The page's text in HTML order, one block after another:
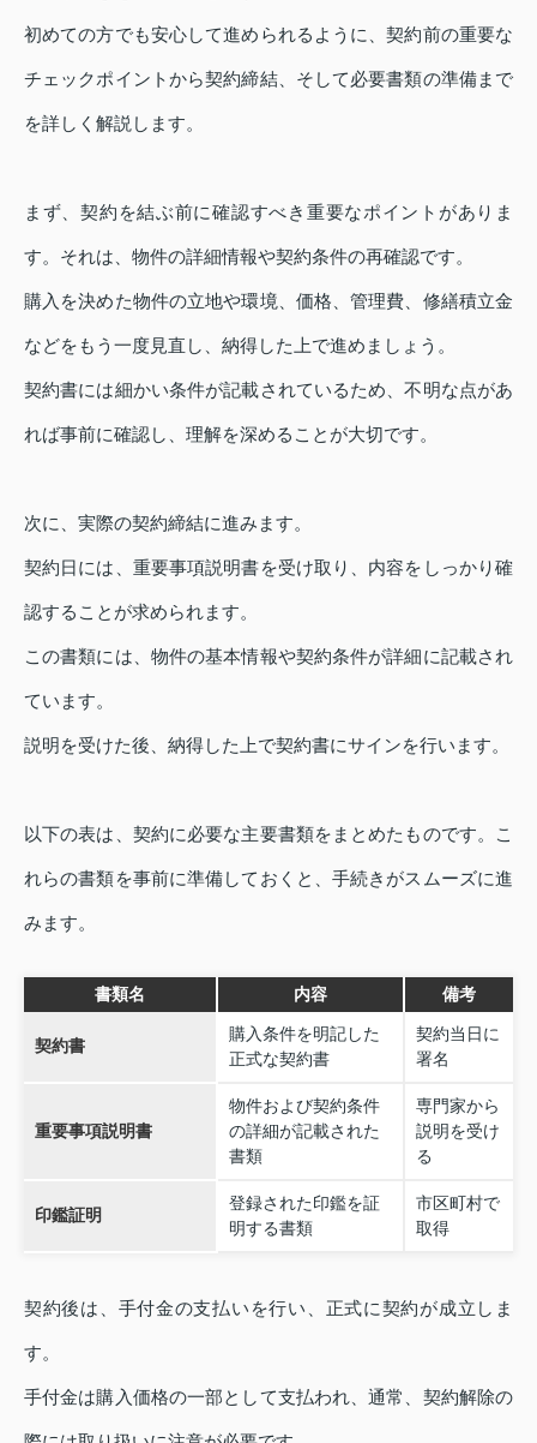
初めての方でも安心して進められるように、契約前の重要な
チェックポイントから契約締結、そして必要書類の準備まで
を詳しく解説します。
まず、契約を結ぶ前に確認すべき重要なポイントがありま
す。それは、物件の詳細情報や契約条件の再確認です。
購入を決めた物件の立地や環境、価格、管理費、修繕積立金
などをもう一度見直し、納得した上で進めましょう。
契約書には細かい条件が記載されているため、不明な点があ
れば事前に確認し、理解を深めることが大切です。
次に、実際の契約締結に進みます。
契約日には、重要事項説明書を受け取り、内容をしっかり確
認することが求められます。
この書類には、物件の基本情報や契約条件が詳細に記載され
ています。
説明を受けた後、納得した上で契約書にサインを行います。
以下の表は、契約に必要な主要書類をまとめたものです。こ
れらの書類を事前に準備しておくと、手続きがスムーズに進
みます。
書類名 内容 備考
契約書
購入条件を明記した
正式な契約書
契約当日に
署名
重要事項説明書
物件および契約条件
の詳細が記載された
書類
専門家から
説明を受け
る
印鑑証明
登録された印鑑を証
明する書類
市区町村で
取得
契約後は、手付金の支払いを行い、正式に契約が成立しま
す。
手付金は購入価格の一部として支払われ、通常、契約解除の